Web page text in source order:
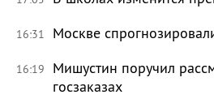
16:31 Москве
16:19
Мишустин поручил
госзаказах